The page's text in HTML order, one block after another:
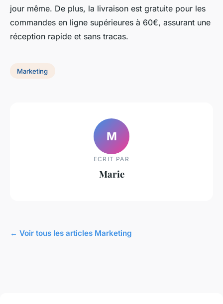
jour même. De plus, la livraison est gratuite pour les
commandes en ligne supérieures à 60€, assurant une
réception rapide et sans tracas.
Marketing
M
ECRIT PAR
Marie
← Voir tous les articles Marketing